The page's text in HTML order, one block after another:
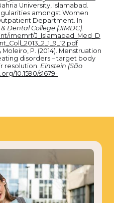
University, Islamabad.
amongst Women
Department. In
Dental College (JIMDC).
imemrf/J_Islamabad_Med_D
Moleiro, P. (2014). Menstruation
disorders – target body
resolution. Einstein (São
10.1590/s1679-